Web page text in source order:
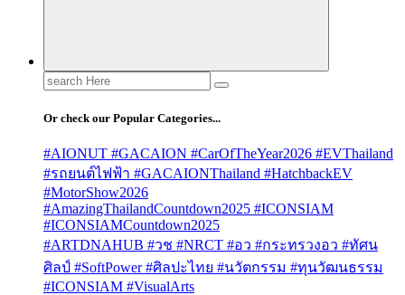
Search
for:
Or check our Popular Categories...
#AIONUT #GACAION #CarOfTheYear2026 #EVThailand
#รถยนต์ไฟฟ้า #GACAIONThailand #HatchbackEV
#MotorShow2026
#AmazingThailandCountdown2025 #ICONSIAM
#ICONSIAMCountdown2025
#ARTDNAHUB #วช #NRCT #อว #กระทรวงอว #ทัศน
ศิลป์ #SoftPower #ศิลปะไทย #นวัตกรรม #ทุนวัฒนธรรม
#ICONSIAM #VisualArts